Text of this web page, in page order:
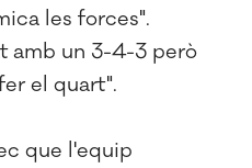
les forces".
amb un 3-4-3 però
el quart".
que l'equip